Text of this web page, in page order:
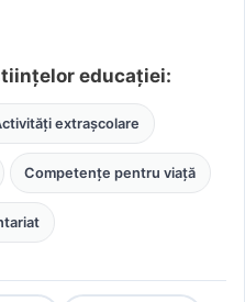
educației:
extrașcolare
Competențe pentru viață